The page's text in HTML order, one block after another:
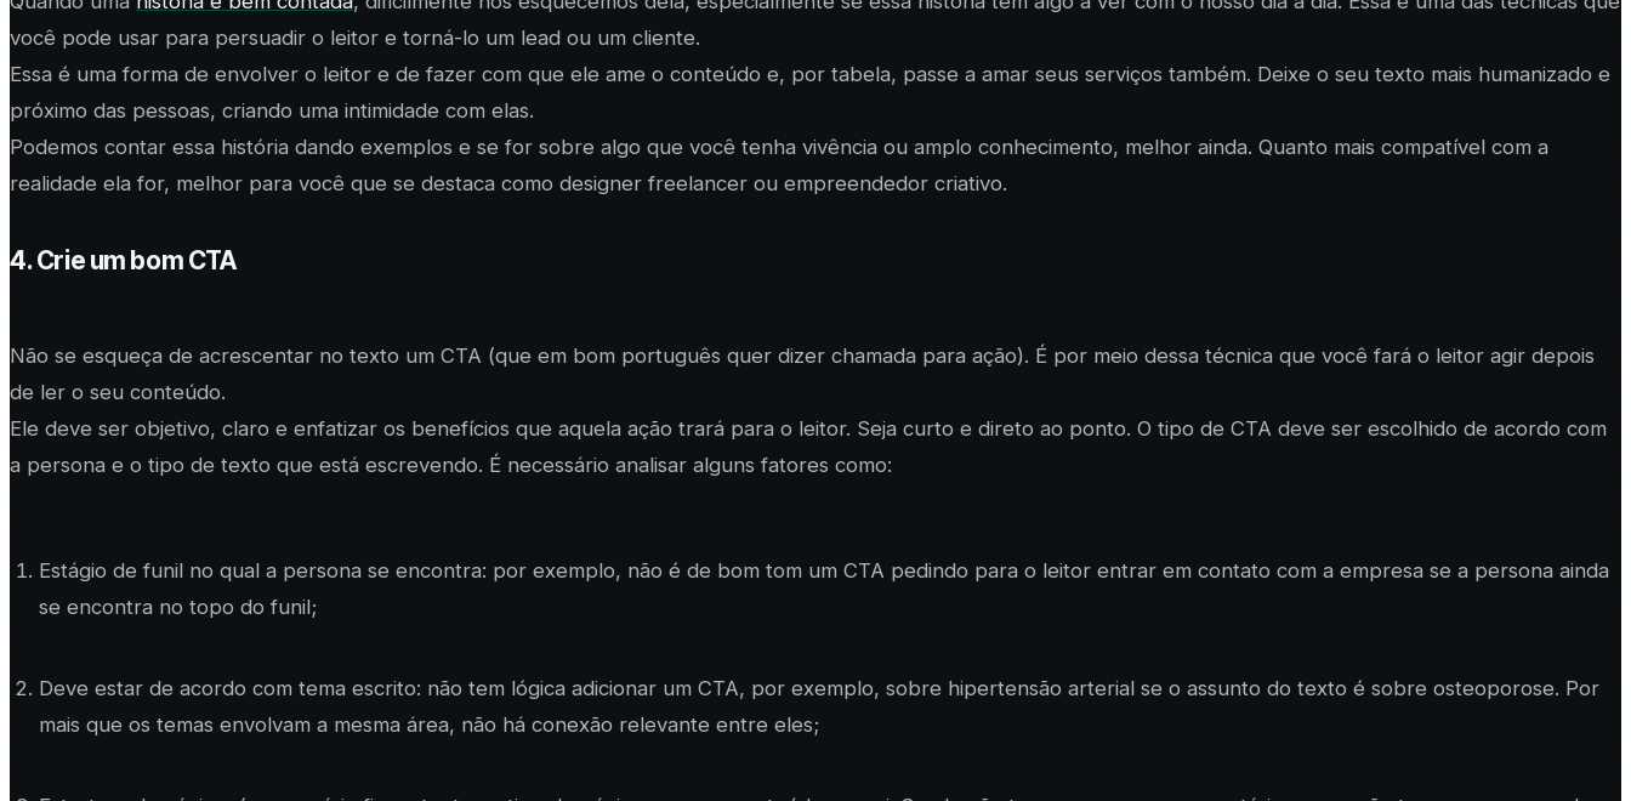
você pode usar para persuadir o leitor e torná-lo um lead ou um cliente.
Essa é uma forma de envolver o leitor e de fazer com que ele ame o conteúdo e, por tabela, passe a amar seus serviços também. Deixe o seu texto mais humanizado e
próximo das pessoas, criando uma intimidade com elas.
Podemos contar essa história dando exemplos e se for sobre algo que você tenha vivência ou amplo conhecimento, melhor ainda. Quanto mais compatível com a
realidade ela for, melhor para você que se destaca como designer freelancer ou empreendedor criativo.
4. Crie um bom CTA
Não se esqueça de acrescentar no texto um CTA (que em bom português quer dizer chamada para ação). É por meio dessa técnica que você fará o leitor agir depois
de ler o seu conteúdo.
Ele deve ser objetivo, claro e enfatizar os benefícios que aquela ação trará para o leitor. Seja curto e direto ao ponto. O tipo de CTA deve ser escolhido de acordo com
a persona e o tipo de texto que está escrevendo. É necessário analisar alguns fatores como:
Estágio de funil no qual a persona se encontra: por exemplo, não é de bom tom um CTA pedindo para o leitor entrar em contato com a empresa se a persona ainda
se encontra no topo do funil;
Deve estar de acordo com tema escrito: não tem lógica adicionar um CTA, por exemplo, sobre hipertensão arterial se o assunto do texto é sobre osteoporose. Por
mais que os temas envolvam a mesma área, não há conexão relevante entre eles;